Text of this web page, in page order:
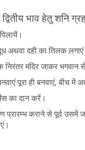
भाव हेतु शनि
अथवा दही का तिलक
मंदिर जाकर भगवान से
पूरा ही बनवाएं, बीच में
का दान करें।
प्रारम्भ कराने से पूर्व उसमें